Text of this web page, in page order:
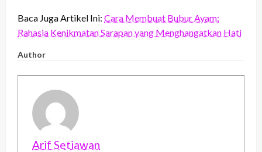
Baca Juga Artikel Ini: Cara Membuat Bubur Ayam:
Rahasia Kenikmatan Sarapan yang Menghangatkan Hati
Author
Arif Setiawan